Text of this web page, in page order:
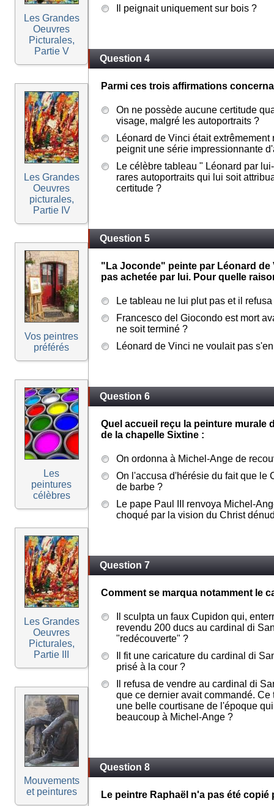
Les Grandes
Oeuvres
Picturales,
Partie V
Les Grandes
Oeuvres
picturales,
Partie IV
Vos peintres
préférés
Les
peintures
célèbres
Les Grandes
Oeuvres
Picturales,
Partie III
Mouvements
et peintures
Il peignait uniquement sur bois ?
Question 4
Parmi ces trois affirmations
On ne possède aucune certitude
visage, malgré les autoportraits ?
Léonard de Vinci était extrêmement
peignit une série impressionnante
Le célèbre tableau " Léonard par
rares autoportraits qui lui soit
certitude ?
Question 5
"La Joconde" peinte par Léonard
pas achetée par lui. Pour quelle
Le tableau ne lui plut pas et il
Francesco del Giocondo est mort
ne soit terminé ?
Léonard de Vinci ne voulait pas
Question 6
Quel accueil reçu la peinture murale
de la chapelle Sixtine :
On ordonna à Michel-Ange de
On l'accusa d'hérésie du fait que le
de barbe ?
Le pape Paul III renvoya Michel-
choqué par la vision du Christ
Question 7
Comment se marqua notamment le
Il sculpta un faux Cupidon qui,
revendu 200 ducs au cardinal di
"redécouverte" ?
Il fit une caricature du cardinal di
prisé à la cour ?
Il refusa de vendre au cardinal di
que ce dernier avait commandé.
une belle courtisane de l'époque
beaucoup à Michel-Ange ?
Question 8
Le peintre Raphaël n'a pas été